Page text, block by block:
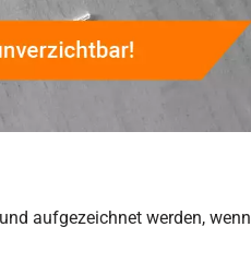
aufgezeichnet werden, wenn